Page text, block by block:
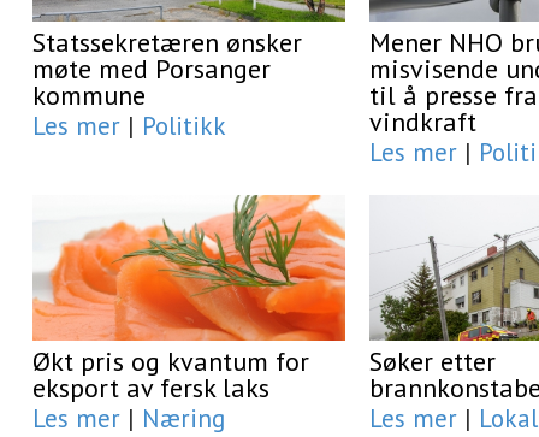
Statssekretæren ønsker
møte med Porsanger
kommune
Les mer | Politikk
Mener NHO
misvisende
til å presse
vindkraft
Les mer |
Økt pris og kvantum for
eksport av fersk laks
Les mer | Næring
Søker etter
Les mer | Lokal